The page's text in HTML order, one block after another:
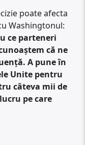
poate afecta
Washingtonul:
ce parteneri
că ne
A pune în
Unite pentru
câteva mii de
pe care